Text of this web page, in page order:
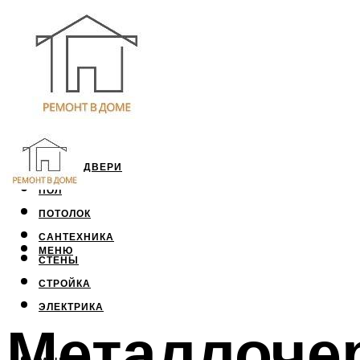
ОКНА И ДВЕРИ
ПОЛ
ПОТОЛОК
САНТЕХНИКА
СТЕНЫ
СТРОЙКА
ЭЛЕКТРИКА
МЕНЮ